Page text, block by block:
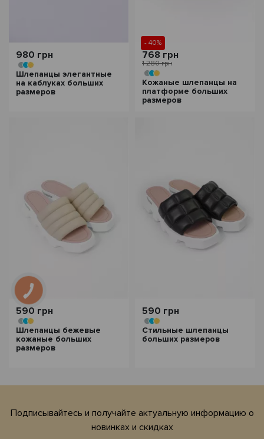
980 грн
Шлепанцы элегантные
на каблуках больших
размеров
- 40%
768 грн
1 280 грн
Кожаные шлепанцы на
платформе больших
размеров
590 грн
Шлепанцы бежевые
кожаные больших
размеров
590 грн
Стильные шлепанцы
больших размеров
Подписывайтесь и получайте актуальную информацию о
новинках и скидках